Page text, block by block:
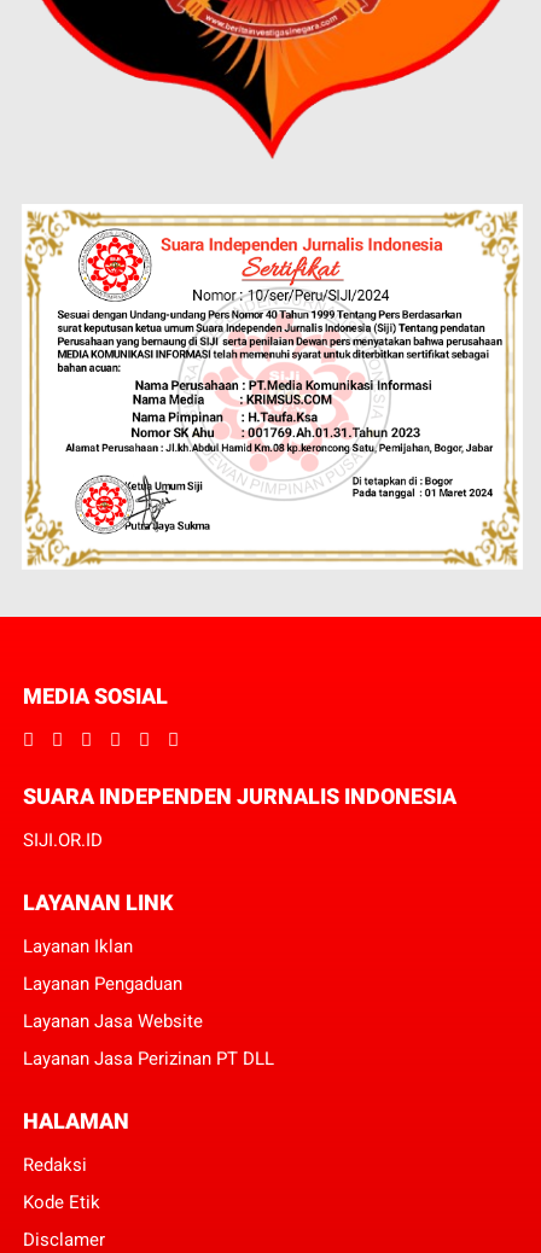
MEDIA SOSIAL
SUARA INDEPENDEN JURNALIS INDONESIA
SIJI.OR.ID
LAYANAN LINK
Layanan Iklan
Layanan Pengaduan
Layanan Jasa Website
Layanan Jasa Perizinan PT DLL
HALAMAN
Redaksi
Kode Etik
Disclamer